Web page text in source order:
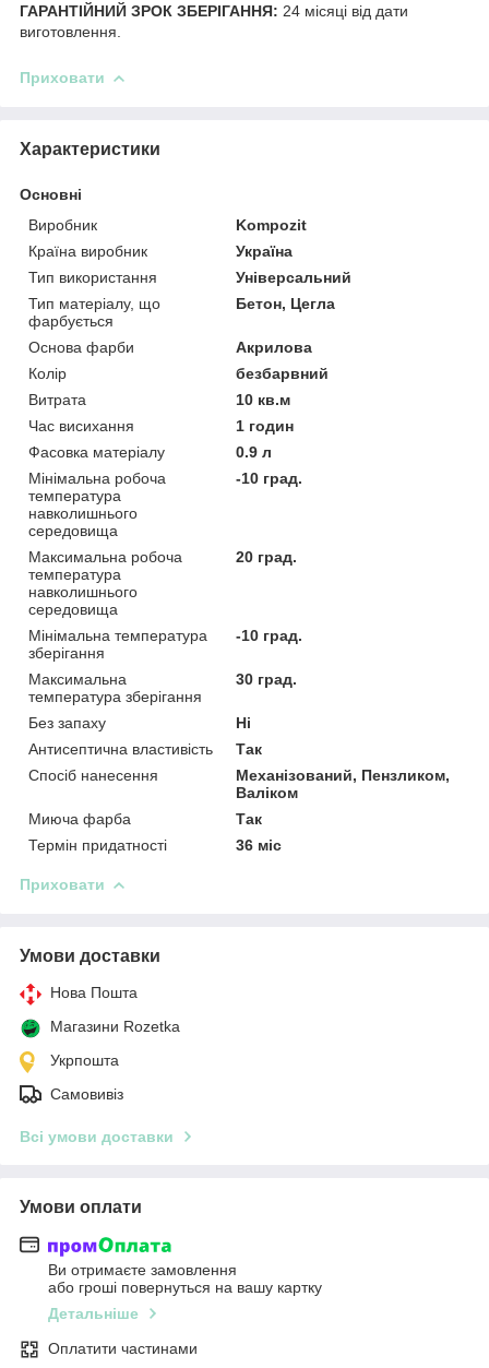
ГАРАНТІЙНИЙ ЗРОК ЗБЕРІГАННЯ: 24 місяці від дати
виготовлення.
Приховати
Характеристики
Основні
Виробник
Kompozit
Країна виробник
Україна
Тип використання
Універсальний
Тип матеріалу, що
фарбується
Бетон, Цегла
Основа фарби
Акрилова
Колір
безбарвний
Витрата
10 кв.м
Час висихання
1 годин
Фасовка матеріалу
0.9 л
Мінімальна робоча
температура
навколишнього
середовища
-10 град.
Максимальна робоча
температура
навколишнього
середовища
20 град.
Мінімальна температура
зберігання
-10 град.
Максимальна
температура зберігання
30 град.
Без запаху
Ні
Антисептична властивість
Так
Спосіб нанесення
Механізований, Пензликом,
Валіком
Миюча фарба
Так
Термін придатності
36 міс
Приховати
Умови доставки
Нова Пошта
Магазини Rozetka
Укрпошта
Самовивіз
Всі умови доставки
Умови оплати
Ви отримаєте замовлення
або гроші повернуться на вашу картку
Детальніше
Оплатити частинами